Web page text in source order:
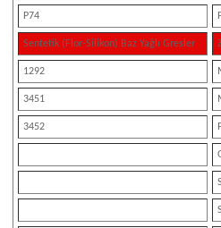
P74
Sentetik (Flor-Silikon) Baz Yağlı Gresler
1292
3451
3452